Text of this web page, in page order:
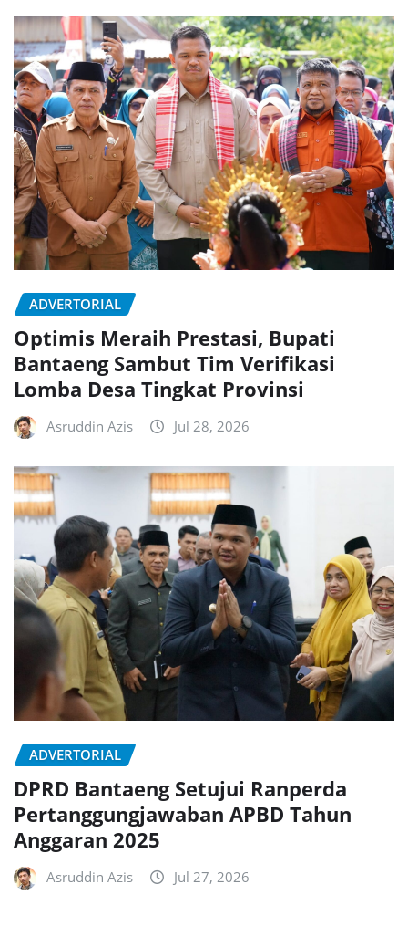
ADVERTORIAL
Optimis Meraih Prestasi, Bupati
Bantaeng Sambut Tim Verifikasi
Lomba Desa Tingkat Provinsi
Asruddin Azis Jul 28, 2026
ADVERTORIAL
DPRD Bantaeng Setujui Ranperda
Pertanggungjawaban APBD Tahun
Anggaran 2025
Asruddin Azis Jul 27, 2026